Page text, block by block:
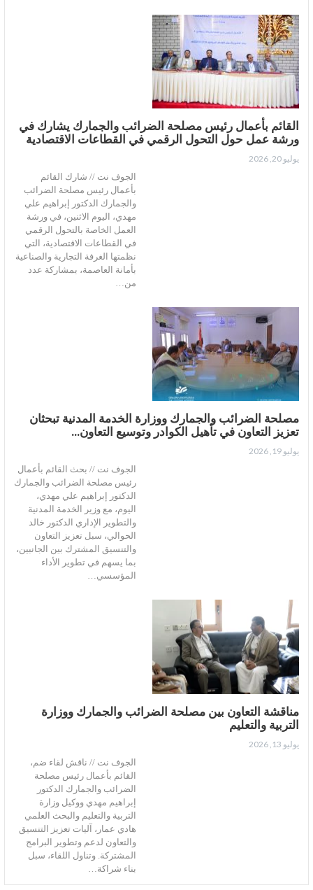
القائم بأعمال رئيس مصلحة الضرائب والجمارك يشارك في
ورشة عمل حول التحول الرقمي في القطاعات الاقتصادية
يوليو 20, 2026
الجوف نت // شارك القائم
بأعمال رئيس مصلحة الضرائب
والجمارك الدكتور إبراهيم علي
مهدي، اليوم الاثنين، في ورشة
العمل الخاصة بالتحول الرقمي
في القطاعات الاقتصادية، التي
نظمتها الغرفة التجارية والصناعية
بأمانة العاصمة، بمشاركة عدد
من…
مصلحة الضرائب والجمارك ووزارة الخدمة المدنية تبحثان
تعزيز التعاون في تأهيل الكوادر وتوسيع التعاون…
يوليو 19, 2026
الجوف نت // بحث القائم بأعمال
رئيس مصلحة الضرائب والجمارك
الدكتور إبراهيم علي مهدي،
اليوم، مع وزير الخدمة المدنية
والتطوير الإداري الدكتور خالد
الحوالي، سبل تعزيز التعاون
والتنسيق المشترك بين الجانبين،
بما يسهم في تطوير الأداء
المؤسسي…
مناقشة التعاون بين مصلحة الضرائب والجمارك ووزارة
التربية والتعليم
يوليو 13, 2026
الجوف نت // ناقش لقاء ضم،
القائم بأعمال رئيس مصلحة
الضرائب والجمارك الدكتور
إبراهيم مهدي ووكيل وزارة
التربية والتعليم والبحث العلمي
هادي عمار، آليات تعزيز التنسيق
والتعاون لدعم وتطوير البرامج
المشتركة. وتناول اللقاء، سبل
بناء شراكة…